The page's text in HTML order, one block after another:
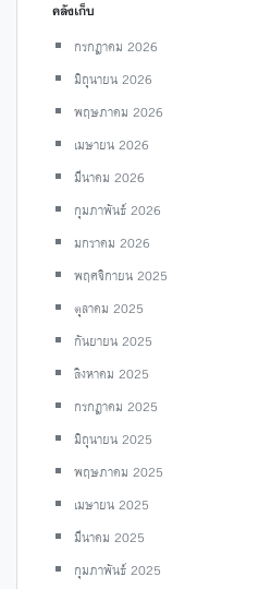
คลังเก็บ
กรกฎาคม 2026
มิถุนายน 2026
พฤษภาคม 2026
เมษายน 2026
มีนาคม 2026
กุมภาพันธ์ 2026
มกราคม 2026
พฤศจิกายน 2025
ตุลาคม 2025
กันยายน 2025
สิงหาคม 2025
กรกฎาคม 2025
มิถุนายน 2025
พฤษภาคม 2025
เมษายน 2025
มีนาคม 2025
กุมภาพันธ์ 2025